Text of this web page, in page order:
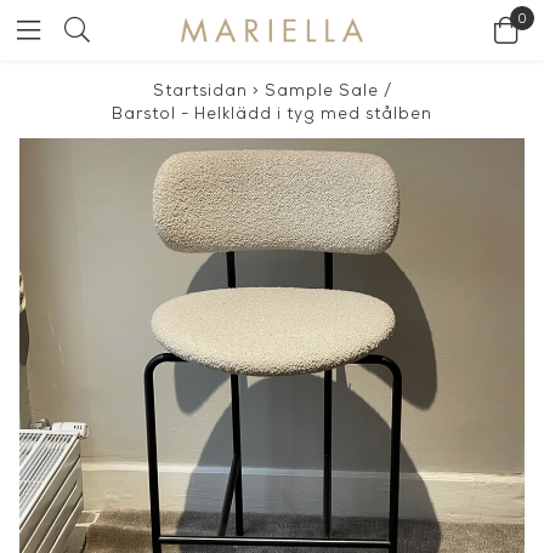
0
Startsidan > Sample Sale /
Barstol - Helklädd i tyg med stålben